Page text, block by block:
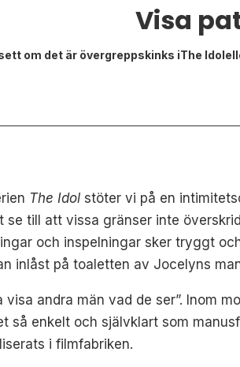
Visa
om det är övergreppskinks iThe
The Idol stöter vi på en
till att vissa gränser inte
och inspelningar sker tryggt
inlåst på toaletten av Jocelyns
visa andra män vad de ser”. Inom
så enkelt och självklart som
i filmfabriken.